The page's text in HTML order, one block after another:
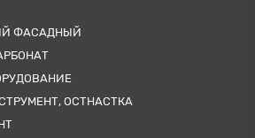
ФАСАДНЫЙ
ОСТНАСТКА